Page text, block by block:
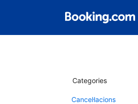
Categories
Cancel·lacions